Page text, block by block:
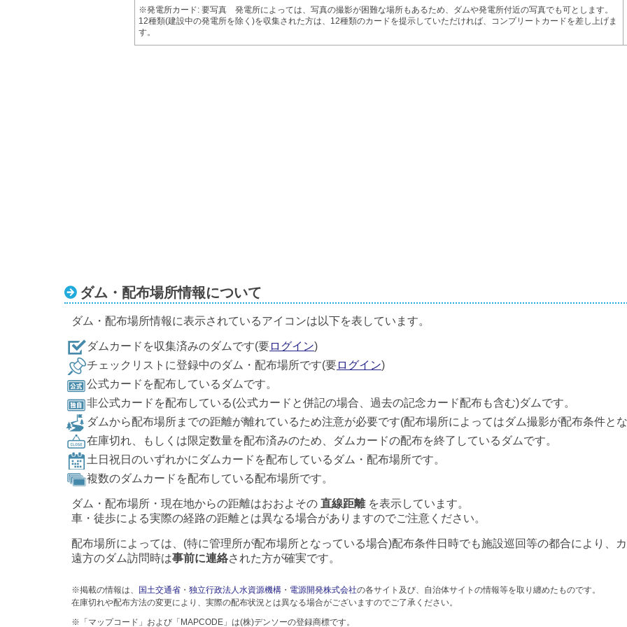
※発電所カード: 要写真 発電所によっては、写真の撮影が困難な場所もあるため、ダムや発電所付近の写真でも可とします。
12種類(建設中の発電所を除く)を収集された方は、12種類のカードを提示していただければ、コンプリートカードを差し上げま
す。
ダム・配布場所情報について
ダム・配布場所情報に表示されているアイコンは以下を表しています。
ダムカードを収集済みのダムです(要ログイン)
チェックリストに登録中のダム・配布場所です(要ログイン)
公式カードを配布しているダムです。
非公式カードを配布している(公式カードと併記の場合、過去の記念カード配布も含む)ダムです。
ダムから配布場所までの距離が離れているため注意が必要です(配布場所によってはダム撮影が配布条件と
在庫切れ、もしくは限定数量を配布済みのため、ダムカードの配布を終了しているダムです。
土日祝日のいずれかにダムカードを配布しているダム・配布場所です。
複数のダムカードを配布している配布場所です。
ダム・配布場所・現在地からの距離はおおよその 直線距離を表示しています。
車・徒歩による実際の経路の距離とは異なる場合がありますのでご注意ください。
配布場所によっては、(特に管理所が配布場所となっている場合)配布条件日時でも施設巡回等の都合により、
遠方のダム訪問時は事前に連絡された方が確実です。
※掲載の情報は、 国土交通省 ・ 独立行政法人水資源機構 ・ 電源開発株式会社の各サイト及び、自治体サイトの情報等を取り纏めたものです。
在庫切れや配布方法の変更により、実際の配布状況とは異なる場合がございますのでご了承ください。
※「マップコード」および「MAPCODE」は(株)デンソーの登録商標です。